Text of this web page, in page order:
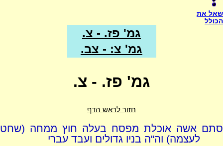
שאל את
הכולל
גמ' פז. - צ.
גמ' צ: - צב.
גמ' פז. - צ.
חזור לראש הדף
סתם אשה אוכלת מפסח בעלה חוץ ממחה (שחט
לעצמה) וה"ה בניו גדולים ועבד עברי